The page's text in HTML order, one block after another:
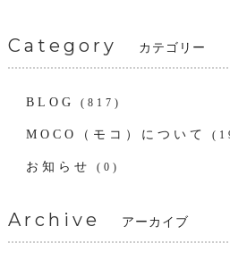
Category カテゴリー
BLOG (817)
MOCO（モコ）について
お知らせ (0)
Archive アーカイブ